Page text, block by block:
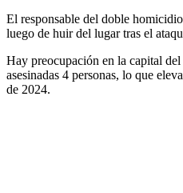
El responsable del doble
luego de huir del lugar tras el
Hay preocupación en la capital
asesinadas 4 personas, lo que
de 2024.